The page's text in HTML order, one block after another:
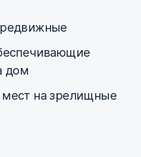
дом
на зрелищные